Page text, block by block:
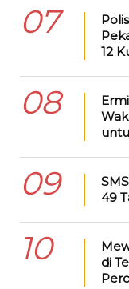
07
12
08
09
49
10
di